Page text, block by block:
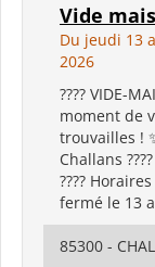
Vide
Du jeudi 13
2026
???? VIDE-
moment de
trouvailles !
Challans
????
fermé le 13
85300 -